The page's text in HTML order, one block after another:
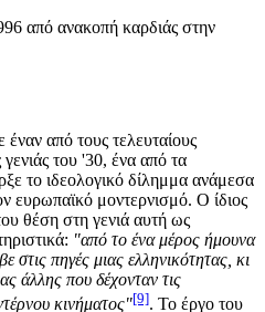
από ανακοπή καρδιάς στην
από τους τελευταίους
του '30, ένα από τα
το ιδεολογικό δίλημμα ανάμεσα
ευρωπαϊκό μοντερνισμό. Ο ίδιος
θέση στη γενιά αυτή ως
"από το ένα μέρος ήμουνα
στις πηγές μιας ελληνικότητας, κι
άλλης που δέχονταν τις
κινήματος"[9]. Το έργο του